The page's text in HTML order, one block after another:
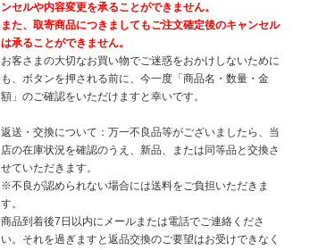
ンセルや内容変更を承ることができません。
また、取寄商品につきましてもご注文確定後のキャンセル
は承ることができません。
お客さまの大切なお買い物でご迷惑をおかけしないために
も、ボタンを押される前に、今一度「商品名・数量・金
額」のご確認をいただけますと幸いです。
返送・交換について：万一不良品等がございましたら、当
店の在庫状況を確認のうえ、新品、または同等品と交換さ
せていただきます。
※不良が認められない場合には送料をご負担いただきま
す。
商品到着後7日以内にメールまたは電話でご連絡くださ
い。それを過ぎますと返品交換のご要望はお受けできなく